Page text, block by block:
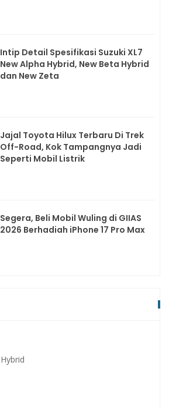
Intip Detail Spesifikasi Suzuki XL7
New Alpha Hybrid, New Beta Hybrid
dan New Zeta
Jajal Toyota Hilux Terbaru Di Trek
Off-Road, Kok Tampangnya Jadi
Seperti Mobil Listrik
Segera, Beli Mobil Wuling di GIIAS
2026 Berhadiah iPhone 17 Pro Max